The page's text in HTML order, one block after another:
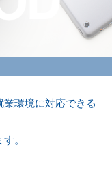
環境に対応できる
。